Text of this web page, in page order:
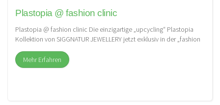
Plastopia @ fashion clinic
Plastopia @ fashion clinic Die einzigartige „upcycling“ Plastopia
Kollektion von SIGGNATUR JEWELLERY jetzt exklusiv in der „fashion
Mehr Erfahren